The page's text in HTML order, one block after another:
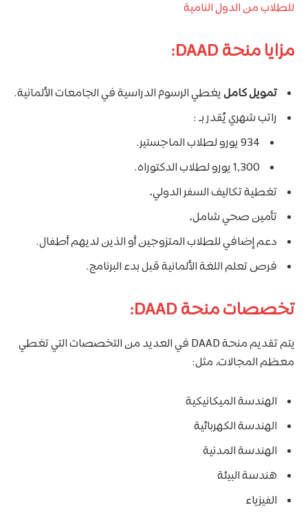
للطلاب من الدول النامية
مزايا منحة DAAD:
تمويل كامليغطي الرسوم الدراسية في الجامعات الألمانية.
راتب شهري يُقدر بـ :
934 يورو لطلاب الماجستير.
1,300 يورو لطلاب الدكتوراه.
تغطية تكاليف السفر الدولي.
تأمين صحي شامل.
دعم إضافي للطلاب المتزوجين أو الذين لديهم أطفال.
فرص تعلم اللغة الألمانية قبل بدء البرنامج.
تخصصات منحة DAAD:
يتم تقديم منحة DAAD في العديد من التخصصات التي تغطي
معظم المجالات، مثل:
الهندسة الميكانيكية
الهندسة الكهربائية
الهندسة المدنية
هندسة البيئة
الفيزياء